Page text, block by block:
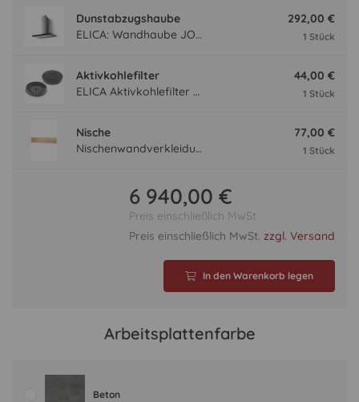
Arbeitsplattenfarbe
Beton
Dunstabzugshaube
ELICA: Wandhaube JOYE 90-A,900 mm breit Edelstahl JOYE90A
292,00 €
1 Stück
Aktivkohlefilter
ELICA Aktivkohlefilter AFGALAXY
44,00 €
1 Stück
Nische
Nischenwandverkleidung NVF90-70
77,00 €
1 Stück
6 940,00 €
Preis einschließlich MwSt
Preis einschließlich MwSt. zzgl. Versand
In den Warenkorb legen